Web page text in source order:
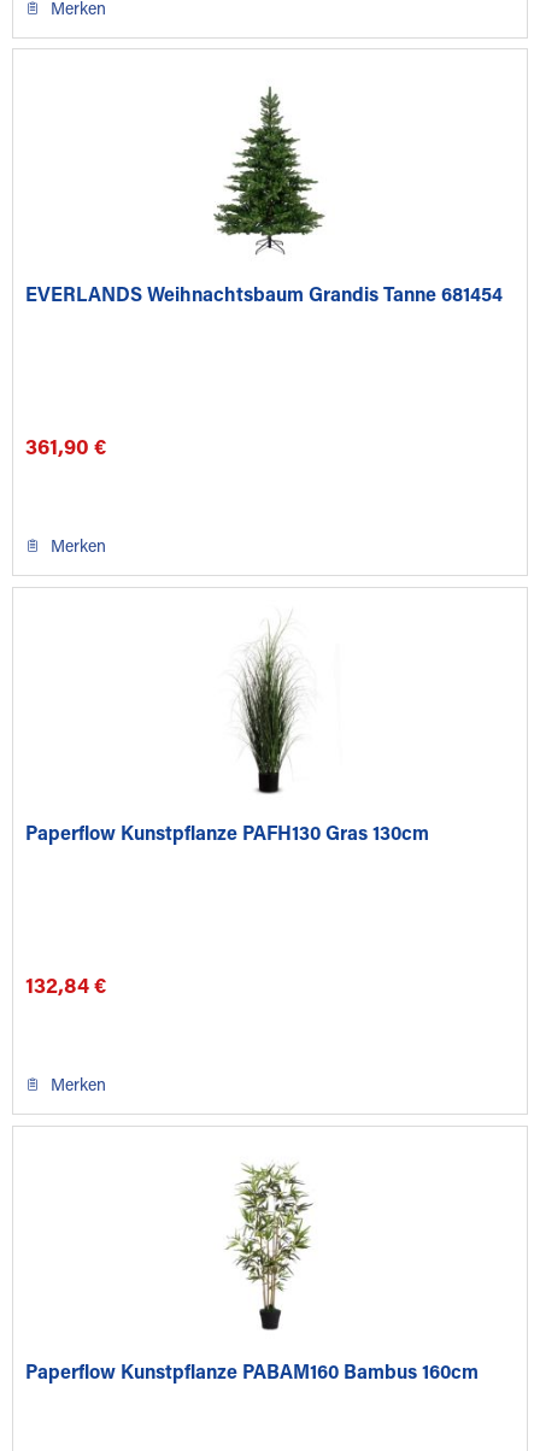
Merken
EVERLANDS Weihnachtsbaum Grandis Tanne 681454
361,90 €
Merken
Paperflow Kunstpflanze PAFH130 Gras 130cm
132,84 €
Merken
Paperflow Kunstpflanze PABAM160 Bambus 160cm